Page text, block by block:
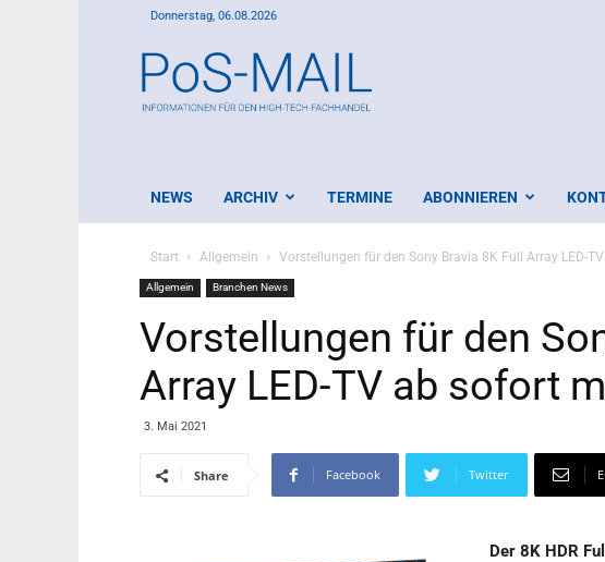
Donnerstag, 06.08.2026
Mail
NEWS ARCHIV TERMINE ABONNIEREN
Start Allgemein Vorstellungen für den Sony Bravia 8K Full Array LED-
Allgemein Branchen News
Vorstellungen für den
Array LED-TV ab sofort
3. Mai 2021
Share Facebook Twitter
Der 8K HDR